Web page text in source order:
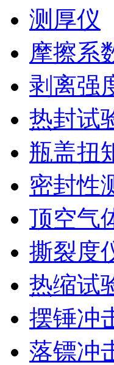
测厚仪
摩擦系
剥离强
热封试
瓶盖扭
密封性
顶空气
撕裂度
热缩试
摆锤冲
落镖冲